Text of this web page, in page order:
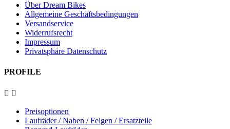
Über Dream Bikes
Allgemeine Geschäftsbedingungen
Versandservice
Widerrufsrecht
Impressum
Privatsphäre Datenschutz
PROFILE
 
Preisoptionen
Laufräder / Naben / Felgen / Ersatzteile